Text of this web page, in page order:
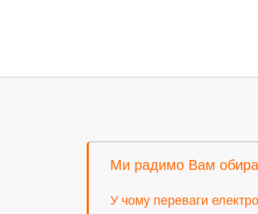
Ми радимо Вам
У чому переваги